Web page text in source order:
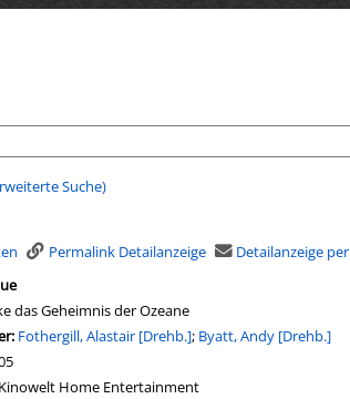
Suche)
Permalink Detailanzeige Detailanzeige
das Geheimnis der Ozeane
Suche nach diesem Verfasser
Fothergill, Alastair [Drehb.]; Byatt, Andy [Drehb.]
Kinowelt Home Entertainment